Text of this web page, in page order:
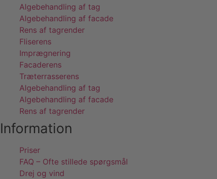
Algebehandling af tag
Algebehandling af facade
Rens af tagrender
Fliserens
Imprægnering
Facaderens
Træterrasserens
Algebehandling af tag
Algebehandling af facade
Rens af tagrender
Information
Priser
FAQ – Ofte stillede spørgsmål
Drej og vind